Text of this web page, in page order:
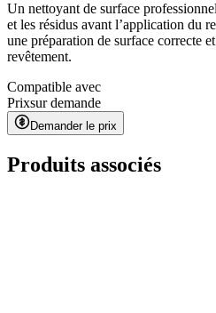
Un nettoyant de surface
et les résidus avant l’application du
une préparation de surface correcte
revêtement.
Compatible avec
Prixsur demande
Demander le prix
Produits associés